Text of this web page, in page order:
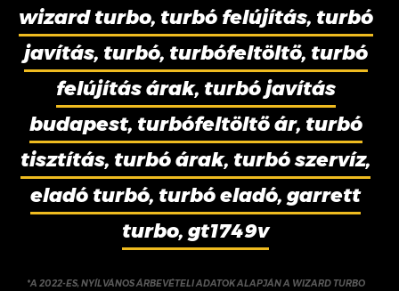
wizard turbo, turbó felújítás, turbó
javítás, turbó, turbófeltöltő, turbó
felújítás árak, turbó javítás
budapest, turbófeltöltő ár, turbó
tisztítás, turbó árak, turbó szervíz,
eladó turbó, turbó eladó, garrett
turbo, gt1749v
*A 2022-ES, NYÍLVÁNOS ÁRBEVÉTELI ADATOK ALAPJÁN A WIZARD TURBO